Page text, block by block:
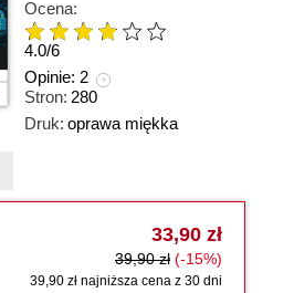
Ocena:
4.0/6
Opinie: 2
Stron: 280
Druk: oprawa miękka
33,90 zł
39,90 zł (-15%)
39,90 zł najniższa cena z 30 dni